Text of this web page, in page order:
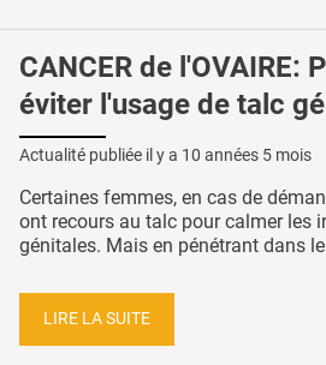
CANCER de l'OVAIRE:
éviter l'usage de talc
Actualité publiée il y a 10 années 5 mois
Certaines femmes, en cas de
ont recours au talc pour calmer les
génitales. Mais en pénétrant dans
LIRE LA SUITE